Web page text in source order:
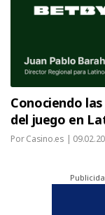
Conociendo
del juego en
Por Casino.es |